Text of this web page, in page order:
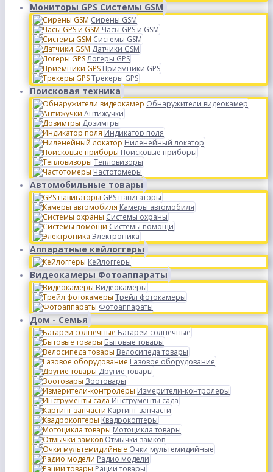
Мониторы GPS Системы GSM
Сирены GSM
Часы GPS и GSM
Системы GSM
Датчики GSM
Логеры GPS
Приёмники GPS
Трекеры GPS
Поисковая техника
Обнаружители видеокамер
Антижучки
Дозимтры
Индикатор поля
Ниленейный локатор
Поисковые приборы
Тепловизоры
Частотомеры
Автомобильные товары
GPS навигаторы
Камеры автомобиля
Системы охраны
Системы помощи
Электроника
Аппаратные кейлоггеры
Кейлоггеры
Видеокамеры Фотоаппараты
Видеокамеры
Трейл фотокамеры
Фотоаппараты
Дом - Семья
Батареи солнечные
Бытовые товары
Велосипеда товары
Газовое оборудование
Другие товары
Зоотовары
Измерители-контролеры
Инструменты сада
Картинг запчасти
Квадрокоптеры
Мотоцикла товары
Отмычки замков
Очки мультемидийные
Радио модели
Рации товары